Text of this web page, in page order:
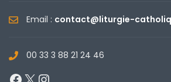
Email : contact@liturgie-
00 33 3 88 21 24 46
Facebook
X